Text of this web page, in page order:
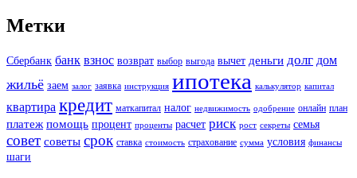
Метки
Сбербанк банк взнос возврат выбор выгода вычет деньги долг дом
жильё заем залог заявка инструкция ипотека калькулятор капитал
квартира кредит маткапитал налог недвижимость одобрение онлайн план
платеж помощь процент проценты расчет риск рост секреты семья
совет советы срок ставка стоимость страхование сумма условия финансы
шаги